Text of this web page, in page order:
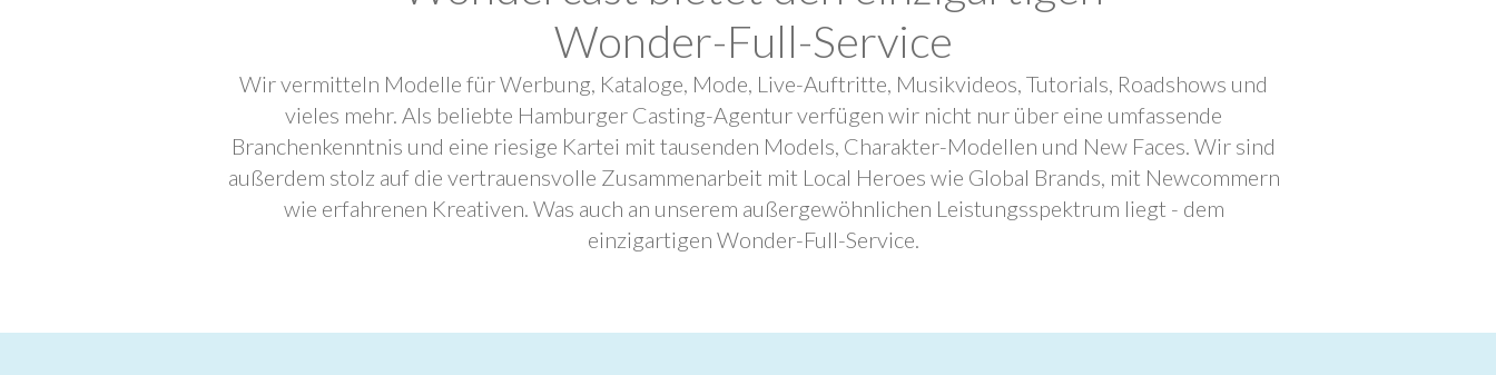
Wonder-Full-Service
Wir vermitteln Modelle für Werbung, Kataloge, Mode, Live-Auftritte, Musikvideos, Tutorials, Roadshows und
vieles mehr. Als beliebte Hamburger Casting-Agentur verfügen wir nicht nur über eine umfassende
Branchenkenntnis und eine riesige Kartei mit tausenden Models, Charakter-Modellen und New Faces. Wir sind
außerdem stolz auf die vertrauensvolle Zusammenarbeit mit Local Heroes wie Global Brands, mit Newcommern
wie erfahrenen Kreativen. Was auch an unserem außergewöhnlichen Leistungsspektrum liegt - dem
einzigartigen Wonder-Full-Service.